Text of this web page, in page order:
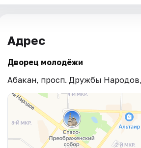
Адрес
Дворец молодёжи
Абакан, просп. Дружбы